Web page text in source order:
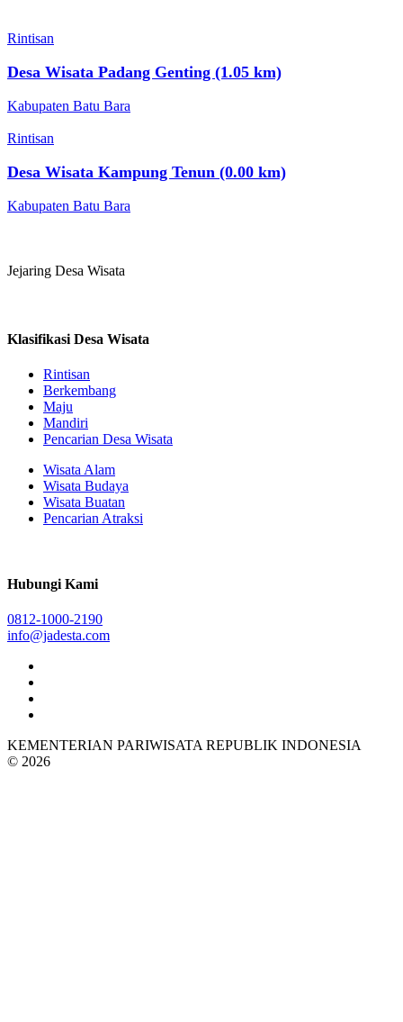
Rintisan
Desa Wisata Padang Genting (1.05 km)
Kabupaten Batu Bara
Rintisan
Desa Wisata Kampung Tenun (0.00 km)
Kabupaten Batu Bara
Jejaring Desa Wisata
Klasifikasi Desa Wisata
Rintisan
Berkembang
Maju
Mandiri
Pencarian Desa Wisata
Wisata Alam
Wisata Budaya
Wisata Buatan
Pencarian Atraksi
Hubungi Kami
0812-1000-2190
info@jadesta.com
KEMENTERIAN PARIWISATA REPUBLIK INDONESIA
© 2026